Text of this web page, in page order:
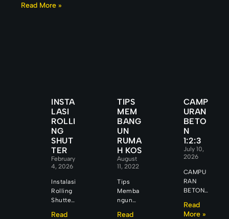
Read More »
INSTA
LASI
ROLLI
NG
SHUT
TER
February
4, 2026
Instalasi
Rolling
Shutter
Read
TIPS
MEM
BANG
UN
RUMA
H KOS
August
11, 2022
Tips
Memba
ngun
Read
CAMP
URAN
BETO
N
1:2:3
July 10,
2026
CAMPU
RAN
BETON
CAMPU
Read
More »